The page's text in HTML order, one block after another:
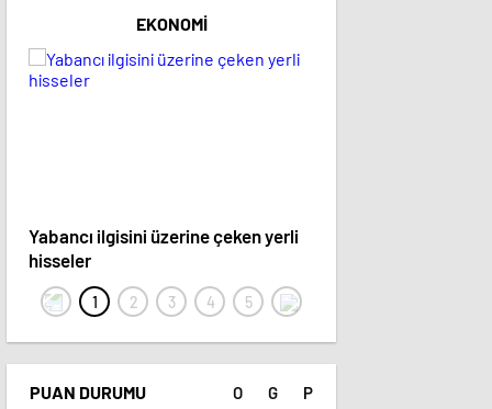
EKONOMI
Yabancı ilgisini üzerine çeken yerli
hisseler
PUAN DURUMU O G P